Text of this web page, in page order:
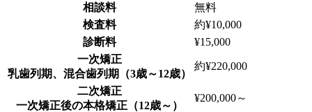
相談料
無料
検査料
約¥10,000
診断料
¥15,000
一次矯正
乳歯列期、混合歯列期（3歳～12歳）
約¥220,000
二次矯正
一次矯正後の本格矯正（12歳～）
¥200,000～